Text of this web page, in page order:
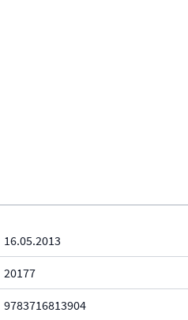
16.05.2013
20177
9783716813904